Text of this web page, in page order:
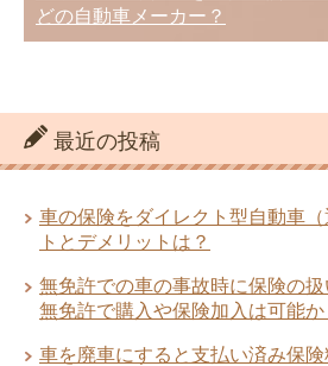
どの自動車メーカー？
最近の投稿
車の保険をダイレクト型自動車
トとデメリットは？
無免許での車の事故時に保険の
無免許で購入や保険加入は可能か
車を廃車にすると支払い済み保険